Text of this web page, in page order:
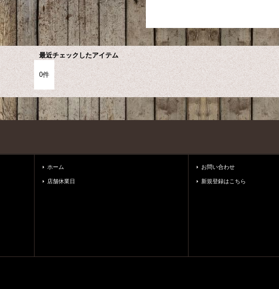
最近チェックしたアイテム
0件
ホーム
店舗休業日
お問い合わせ
新規登録はこちら